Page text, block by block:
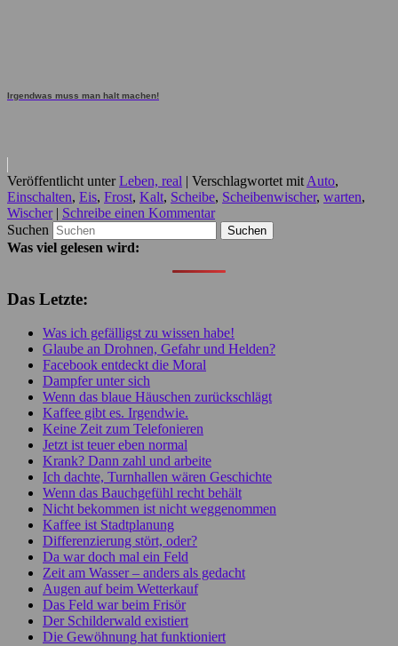
Irgendwas muss man halt machen!
Veröffentlicht unter Leben, real | Verschlagwortet mit Auto,
Einschalten, Eis, Frost, Kalt, Scheibe, Scheibenwischer, warten,
Wischer | Schreibe einen Kommentar
Suchen
Was viel gelesen wird:
Das Letzte:
Was ich gefälligst zu wissen habe!
Glaube an Drohnen, Gefahr und Helden?
Facebook entdeckt die Moral
Dampfer unter sich
Wenn das blaue Häuschen zurückschlägt
Kaffee gibt es. Irgendwie.
Keine Zeit zum Telefonieren
Jetzt ist teuer eben normal
Krank? Dann zahl und arbeite
Ich dachte, Turnhallen wären Geschichte
Wenn das Bauchgefühl recht behält
Nicht bekommen ist nicht weggenommen
Kaffee ist Stadtplanung
Differenzierung stört, oder?
Da war doch mal ein Feld
Zeit am Wasser – anders als gedacht
Augen auf beim Wetterkauf
Das Feld war beim Frisör
Der Schilderwald existiert
Die Gewöhnung hat funktioniert